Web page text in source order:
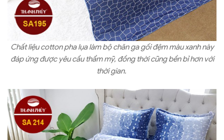
Chất liệu cotton pha lụa làm bộ chăn ga gối đệm màu xanh này
đáp ứng được yêu cầu thẩm mỹ, đồng thời cũng bền bỉ hơn với
thời gian.